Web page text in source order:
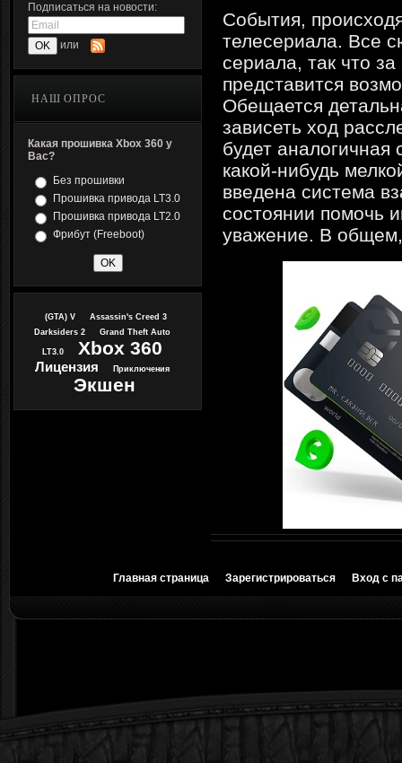
Подписаться на новости:
или
НАШ ОПРОС
Какая прошивка Xbox 360 у
Вас?
Без прошивки
Прошивка привода LT3.0
Прошивка привода LT2.0
Фрибут (Freeboot)
(GTA) V
Assassin's Creed 3
Darksiders 2
Grand Theft Auto
LT3.0 Xbox 360
Лицензия Приключения
Экшен
События,
телесериала. Все
сериала, так что
представится
Обещается
зависеть ход
будет аналогичная
какой-нибудь
введена система
состоянии помочь
уважение. В
Главная страница Зарегистрироваться Вход с